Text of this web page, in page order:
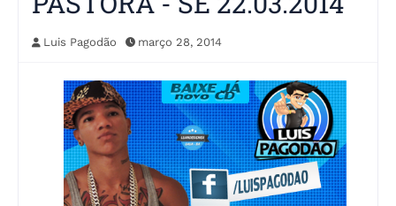
Luis Pagodão março 28, 2014